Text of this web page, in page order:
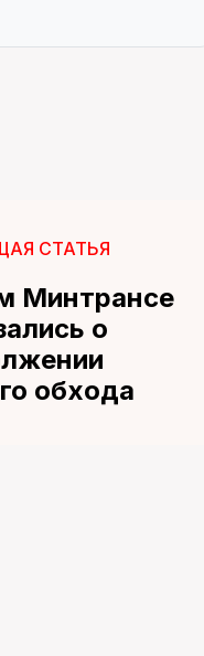
СТАТЬЯ
Минтрансе
о
обхода